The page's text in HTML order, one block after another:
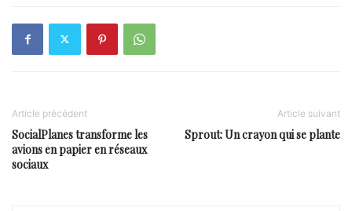
Article précédent
SocialPlanes transforme les
avions en papier en réseaux
sociaux
Article suivant
Sprout: Un crayon qui se plante